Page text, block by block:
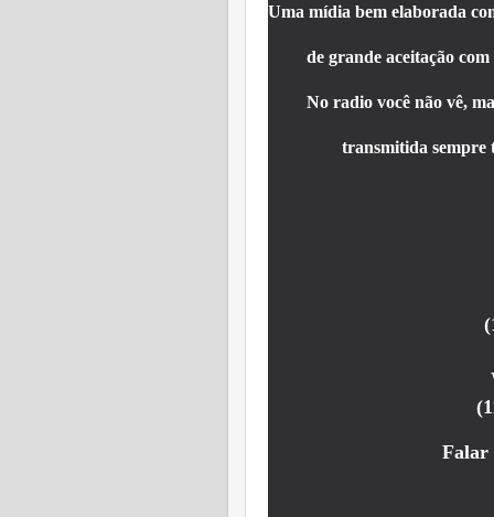
Uma mídia bem elaborada
de grande aceitação
No radio você não vê,
transmitida sempre
Falar